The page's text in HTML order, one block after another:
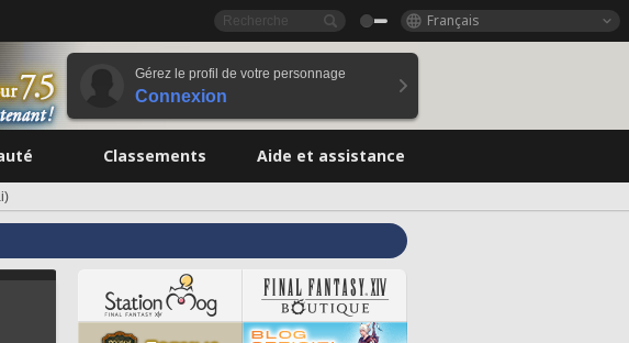
Français
Gérez le profil de votre personnage
Connexion
Classements Aide et assistance